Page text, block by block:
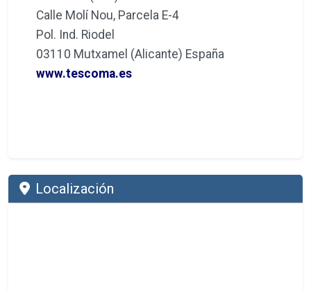
Calle Molí Nou, Parcela E-4
Pol. Ind. Riodel
03110 Mutxamel (Alicante) España
www.tescoma.es
Localización